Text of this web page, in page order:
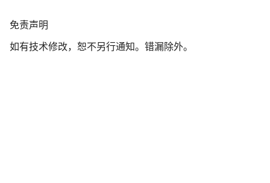
免责声明
如有技术修改，恕不另行通知。错漏除外。